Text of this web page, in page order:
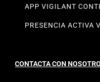
APP VIGILANT
PRESENCIA ACTIVA
CONTACTA CON